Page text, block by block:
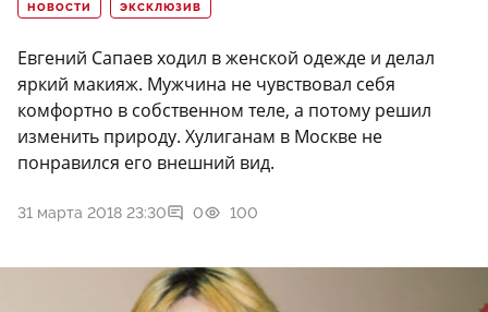
НОВОСТИ ЭКСКЛЮЗИВ
Евгений Сапаев ходил в женской одежде и делал
яркий макияж. Мужчина не чувствовал себя
комфортно в собственном теле, а потому решил
изменить природу. Хулиганам в Москве не
понравился его внешний вид.
31 марта 2018 23:30 0 100